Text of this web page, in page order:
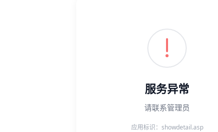
服务异常
请联系管理员
应用标识：showdetail.asp